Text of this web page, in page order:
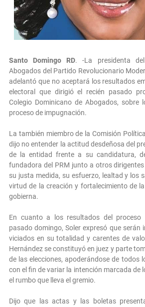
Santo Domingo RD. -La presidenta
Abogados del Partido Revolucionario
adelantó que no aceptará los resultados
electoral que dirigió el recién pasado
Colegio Dominicano de Abogados, sobre
proceso de impugnación.
La también miembro de la Comisión
dijo no entender la actitud desdeñosa del
de la entidad frente a su candidatura,
fundadora del PRM junto a otros
su justa medida, su esfuerzo, lealtad y los
virtud de la creación y fortalecimiento de
gobierna.
En cuanto a los resultados del proceso
pasado domingo, Soler expresó que serán
viciados en su totalidad y carentes de
Hernández se constituyó en juez y parte
de las elecciones, apoderándose de todos
con el fin de variar la intención marcada de
el rumbo que lleva el gremio.
Dijo que las actas y las boletas